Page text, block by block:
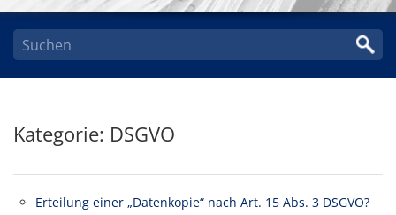
Kategorie: DSGVO
Erteilung einer „Datenkopie“ nach Art. 15 Abs. 3 DSGVO?